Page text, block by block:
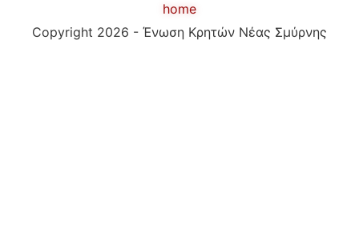
home
Copyright 2026 - Ένωση Κρητών Νέας Σμύρνης